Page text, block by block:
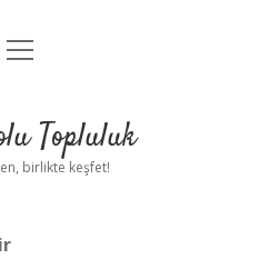
Uyarı
menüyü
Topluluk
birlikte keşfet!